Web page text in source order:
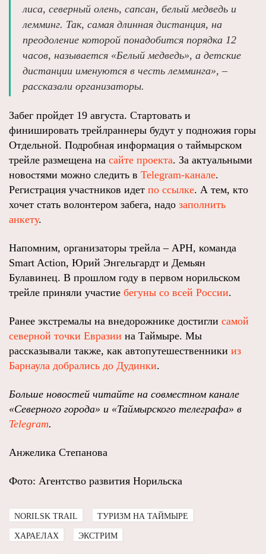
лиса, северный олень, сапсан, белый медведь и
лемминг. Так, самая длинная дистанция, на
преодоление которой понадобится порядка 12
часов, называется «Белый медведь», а детские
дистанции именуются в честь лемминга», –
рассказали организаторы.
Забег пройдет 19 августа. Стартовать и
финишировать трейлраннеры будут у подножия горы
Отдельной. Подробная информация о таймырском
трейле размещена на сайте проекта. За актуальными
новостями можно следить в Telegram-канале.
Регистрация участников идет по ссылке. А тем, кто
хочет стать волонтером забега, надо заполнить
анкету.
Напомним, организаторы трейла – АРН, команда
Smart Action, Юрий Энгельгардт и Демьян
Булавинец. В прошлом году в первом норильском
трейле приняли участие бегуны со всей России.
Ранее экстремалы на внедорожнике достигли самой
северной точки Евразии на Таймыре. Мы
рассказывали также, как автопутешественники из
Барнаула добрались до Дудинки.
Больше новостей читайте на совместном канале
«Северного города» и «Таймырского телеграфа» в
Telegram.
Анжелика Степанова
Фото: Агентство развития Норильска
NORILSK TRAIL ТУРИЗМ НА ТАЙМЫРЕ
ХАРАЕЛАХ ЭКСТРИМ